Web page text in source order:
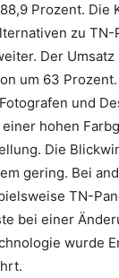
Prozent. Die
zu TN-
Der
um 63
und
hohen
Die
gering. Bei
TN-
bei einer
wurde